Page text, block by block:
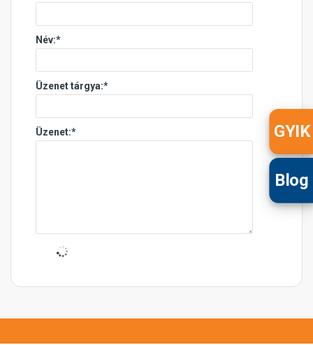
GYIK
Blog
Név:*
Üzenet tárgya:*
Üzenet:*